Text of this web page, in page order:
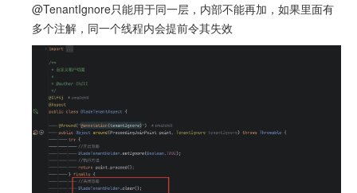
@TenantIgnore只能用于同一层，内部不能再加，如果里面有
多个注解，同一个线程内会提前令其失效